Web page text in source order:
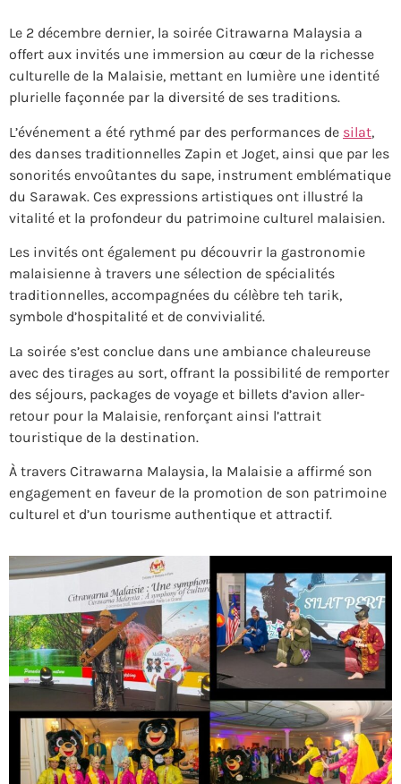
Le 2 décembre dernier, la soirée Citrawarna Malaysia a
offert aux invités une immersion au cœur de la richesse
culturelle de la Malaisie, mettant en lumière une identité
plurielle façonnée par la diversité de ses traditions.
L’événement a été rythmé par des performances de silat,
des danses traditionnelles Zapin et Joget, ainsi que par les
sonorités envoûtantes du sape, instrument emblématique
du Sarawak. Ces expressions artistiques ont illustré la
vitalité et la profondeur du patrimoine culturel malaisien.
Les invités ont également pu découvrir la gastronomie
malaisienne à travers une sélection de spécialités
traditionnelles, accompagnées du célèbre teh tarik,
symbole d’hospitalité et de convivialité.
La soirée s’est conclue dans une ambiance chaleureuse
avec des tirages au sort, offrant la possibilité de remporter
des séjours, packages de voyage et billets d’avion aller-
retour pour la Malaisie, renforçant ainsi l’attrait
touristique de la destination.
À travers Citrawarna Malaysia, la Malaisie a affirmé son
engagement en faveur de la promotion de son patrimoine
culturel et d’un tourisme authentique et attractif.